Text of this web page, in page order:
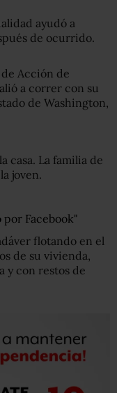
ayudó a
de ocurrido.
Acción de
a correr con su
de Washington,
casa. La familia de
joven.
Facebook"
flotando en el
de su vivienda,
y con restos de